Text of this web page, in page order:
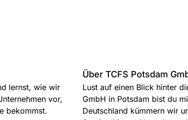
lernst, wie wir
vor,
bekommst.
Über TCFS Potsdam
Lust auf einen Blick hinter
GmbH in Potsdam bist du
Deutschland kümmern wir